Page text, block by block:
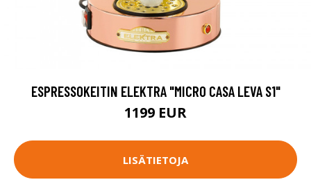
ESPRESSOKEITIN ELEKTRA "MICRO CASA LEVA S1"
1199 EUR
LISÄTIETOJA